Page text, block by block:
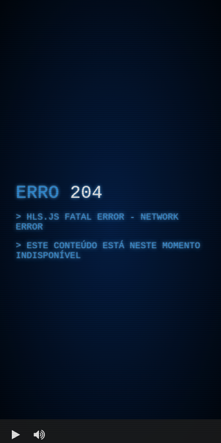
ERRO 204
HLS.JS FATAL ERROR - NETWORK
ERROR
ESTE CONTEÚDO ESTÁ NESTE MOMENTO
INDISPONÍVEL